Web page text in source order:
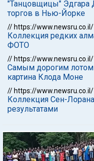
"Танцовщицы" Эдгара
торгов в Нью-Йорке
// https://www.newsru.co.il/
Коллекция редких
ФОТО
// https://www.newsru.co.il/
Самым дорогим лотом
картина Клода Моне
// https://www.newsru.co.il/
Коллекция Сен-
результатами